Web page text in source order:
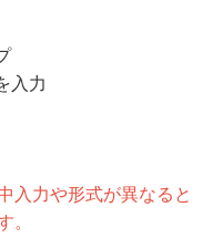
入力
入力や形式が異なると
。